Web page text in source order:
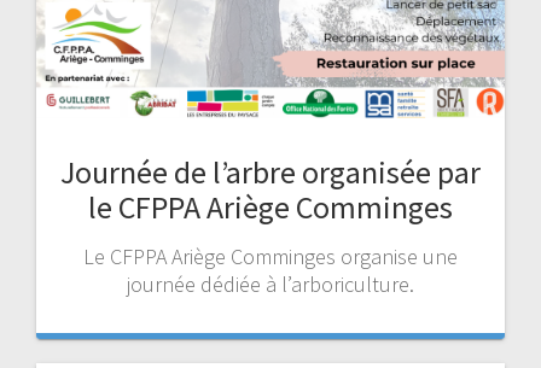
Journée de l’arbre organisée par
le CFPPA Ariège Comminges
Le CFPPA Ariège Comminges organise une
journée dédiée à l’arboriculture.